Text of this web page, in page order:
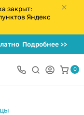
закрыт:
Яндекс
Подробнее >>
0